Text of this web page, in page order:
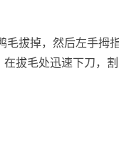
拔掉，然后左手拇
拔毛处迅速下刀，